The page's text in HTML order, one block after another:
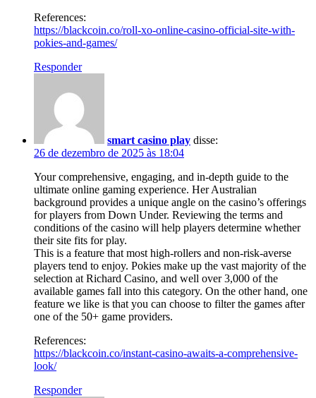
References:
https://blackcoin.co/roll-xo-online-casino-official-site-with-
pokies-and-games/
Responder
smart casino play disse:
26 de dezembro de 2025 às 18:04
Your comprehensive, engaging, and in-depth guide to the
ultimate online gaming experience. Her Australian
background provides a unique angle on the casino’s offerings
for players from Down Under. Reviewing the terms and
conditions of the casino will help players determine whether
their site fits for play.
This is a feature that most high-rollers and non-risk-averse
players tend to enjoy. Pokies make up the vast majority of the
selection at Richard Casino, and well over 3,000 of the
available games fall into this category. On the other hand, one
feature we like is that you can choose to filter the games after
one of the 50+ game providers.
References:
https://blackcoin.co/instant-casino-awaits-a-comprehensive-
look/
Responder